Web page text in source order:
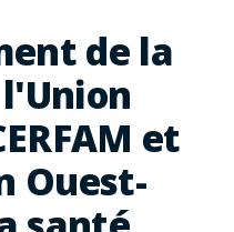
de la
et
Ouest-